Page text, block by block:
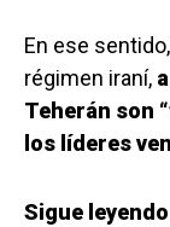
En ese
régimen iraní,
Teherán son
los líderes
Sigue